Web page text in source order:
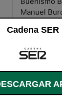
Manuel
David
La Lengua
Quequé y
Punto de
Cadena SER